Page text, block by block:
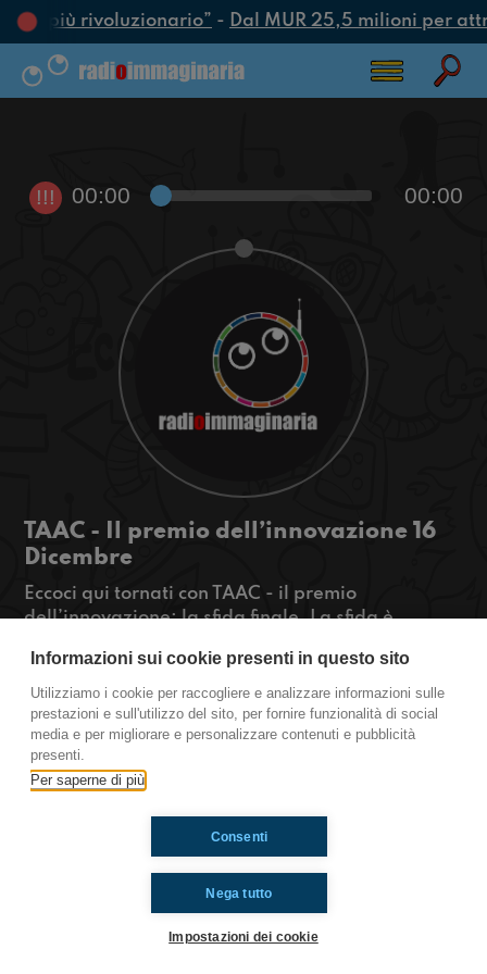
più rivoluzionario”- Dal MUR 25,5 milioni per
!!! 00:00 00:00
TAAC - Il premio dell’innovazione 16
Dicembre
Eccoci qui tornati con TAAC - il premio
dell’innovazione: la sfida finale. La sfida è
raccontare in un video da un minuto perché i big
data sono così importanti. Siete curiosi si sapere
quale tra le 4 squadre partecipanti ha vinto il
contest? Beh allora state connessi!
#OkkinSu www.radioimmaginaria.it
Ti è piaciuto? Condividilo!
Informazioni sui cookie presenti in questo sito
Utilizziamo i cookie per raccogliere e analizzare informazioni sulle
prestazioni e sull'utilizzo del sito, per fornire funzionalità di social
media e per migliorare e personalizzare contenuti e pubblicità
presenti.
Per saperne di più
Nega tutto
Consenti
Impostazioni dei cookie